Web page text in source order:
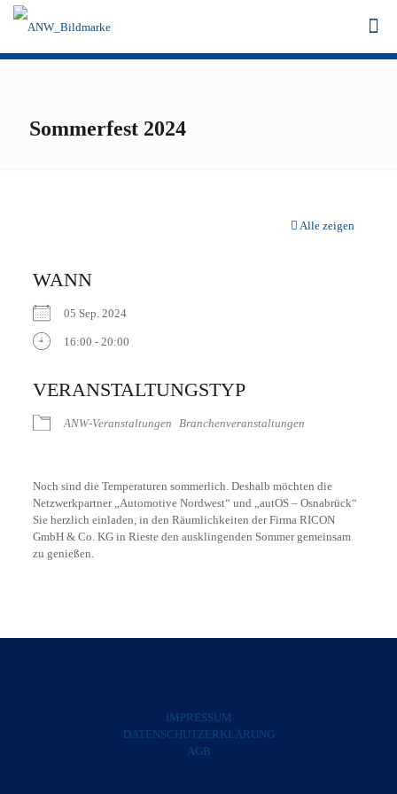
Sommerfest 2024
Alle zeigen
WANN
05 Sep. 2024
16:00 - 20:00
VERANSTALTUNGSTYP
ANW-Veranstaltungen Branchenveranstaltungen
Noch sind die Temperaturen sommerlich. Deshalb möchten die
Netzwerkpartner „Automotive Nordwest“ und „autOS – Osnabrück“
Sie herzlich einladen, in den Räumlichkeiten der Firma RICON
GmbH & Co. KG in Rieste den ausklingenden Sommer gemeinsam
zu genießen.
IMPRESSUM
DATENSCHUTZERKLÄRUNG
AGB